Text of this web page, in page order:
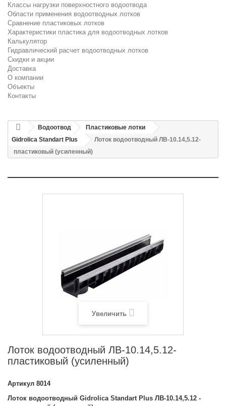
Классы нагрузки поверхностного водоотвода
Области применения водоотводных лотков
Сравнение пластиковых лотков
Характеристики пластика для водоотводных лотков
Калькулятор
Гидравлический расчет водоотводных лотков
Скидки и акции
Доставка
О компании
Объекты
Контакты
Водоотвод
Пластиковые лотки
Gidrolica Standart Plus
Лоток водоотводный ЛВ-10.14,5.12-
пластиковый (усиленный)
Увеличить
Лоток водоотводный ЛВ-10.14,5.12-
пластиковый (усиленный)
Артикул 8014
Лоток водоотводный Gidrolica Standart Plus ЛВ-10.14,5.12 -